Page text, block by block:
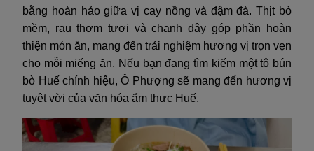
bằng hoàn hảo giữa vị cay nồng và đậm đà. Thịt bò
mềm, rau thơm tươi và chanh dây góp phần hoàn
thiện món ăn, mang đến trải nghiệm hương vị trọn vẹn
cho mỗi miếng ăn. Nếu bạn đang tìm kiếm một tô bún
bò Huế chính hiệu, Ô Phượng sẽ mang đến hương vị
tuyệt vời của văn hóa ẩm thực Huế.